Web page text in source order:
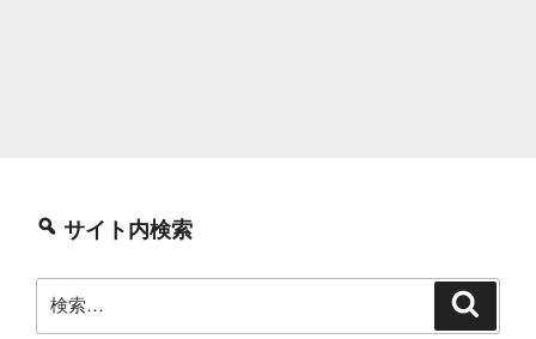
サイト内検索
索: